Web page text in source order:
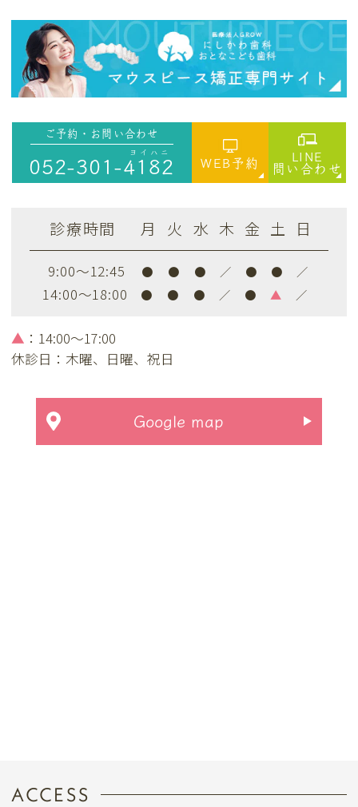
ご予約・お問い合わせ
052-301-4182
ヨイハニ
WEB予約
LINE
問い合わせ
診療時間 月 火 水 木 金 土 日
9:00～12:45 ● ● ● ／ ● ● ／
14:00～18:00 ● ● ● ／ ● ▲ ／
▲ ：14:00～17:00
休診日：木曜、日曜、祝日
Google map
ACCESS